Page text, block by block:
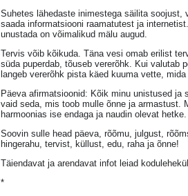
Suhetes lähedaste inimestega säilita soojust,
saada informatsiooni raamatutest ja
unustada on võimalikud mälu augud.
Tervis võib kõikuda. Täna vesi omab erilist
süda puperdab, tõuseb vererõhk. Kui valutab
langeb vererõhk pista käed kuuma vette,
Päeva afirmatsioonid: Kõik minu unistused ja
vaid seda, mis toob mulle õnne ja armastust.
harmoonias ise endaga ja naudin olevat
Soovin sulle head päeva, rõõmu, julgust,
hingerahu, tervist, küllust, edu, raha ja õnne!
Täiendavat ja arendavat infot leiad
*